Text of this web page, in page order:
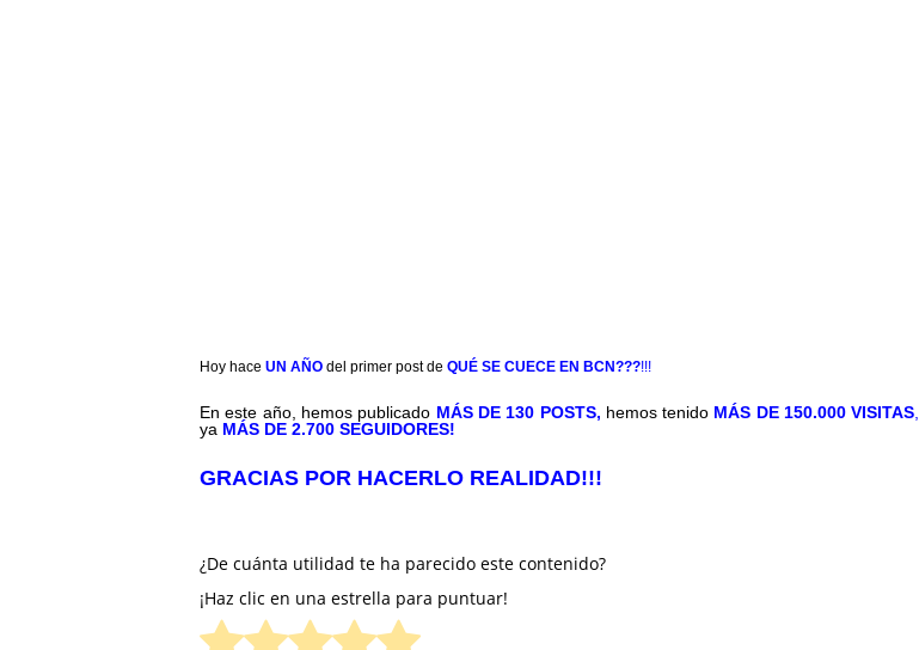
Hoy hace UN AÑO del primer post de QUÉ SE CUECE EN BCN???!!!
En este año, hemos publicado MÁS DE 130 POSTS, hemos tenido MÁS DE 150.000 VISITAS,
ya MÁS DE 2.700 SEGUIDORES!
GRACIAS POR HACERLO REALIDAD!!!
¿De cuánta utilidad te ha parecido este contenido?
¡Haz clic en una estrella para puntuar!